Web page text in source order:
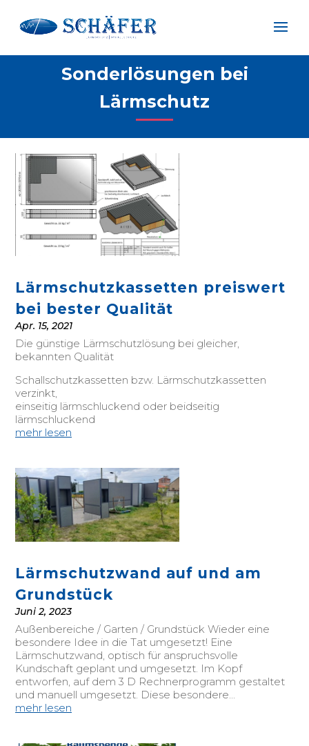
Sonderlösungen bei
Lärmschutz
Lärmschutzkassetten preiswert
bei bester Qualität
Apr. 15, 2021
Die günstige Lärmschutzlösung bei gleicher,
bekannten Qualität
Schallschutzkassetten bzw. Lärmschutzkassetten
verzinkt,
einseitig lärmschluckend oder beidseitig
lärmschluckend
mehr lesen
Lärmschutzwand auf und am
Grundstück
Juni 2, 2023
Außenbereiche / Garten / Grundstück Wieder eine
besondere Idee in die Tat umgesetzt! Eine
Lärmschutzwand, optisch für anspruchsvolle
Kundschaft geplant und umgesetzt. Im Kopf
entworfen, auf dem 3 D Rechnerprogramm gestaltet
und manuell umgesetzt. Diese besondere...
mehr lesen